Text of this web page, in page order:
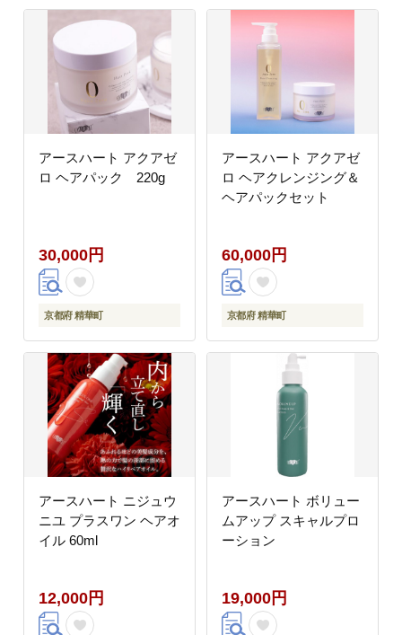
アースハート アクアゼ
ロ ヘアパック 220g
30,000円
京都府 精華町
アースハート アクアゼ
ロ ヘアクレンジング＆
ヘアパックセット
60,000円
京都府 精華町
アースハート ニジュウ
ニユ プラスワン ヘアオ
イル 60ml
12,000円
アースハート ボリュー
ムアップ スキャルプロ
ーション
19,000円